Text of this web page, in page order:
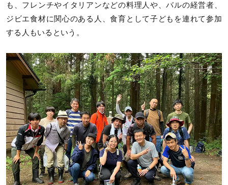
も、フレンチやイタリアンなどの料理人や、バルの経営者、
ジビエ食材に関心のある人、食育として子どもを連れて参加
する人もいるという。